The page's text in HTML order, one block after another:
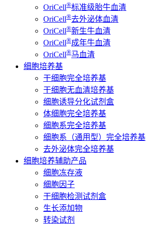
OriCell®标准级胎牛血清
OriCell®去外泌体血清
OriCell®新生牛血清
OriCell®成年牛血清
OriCell®马血清
细胞培养基
干细胞完全培养基
干细胞无血清培养基
细胞诱导分化试剂盒
体细胞完全培养基
细胞系完全培养基
细胞系（通用型）完全培养基
去外泌体完全培养基
细胞培养辅助产品
细胞冻存液
细胞因子
干细胞检测试剂盒
生长添加物
转染试剂